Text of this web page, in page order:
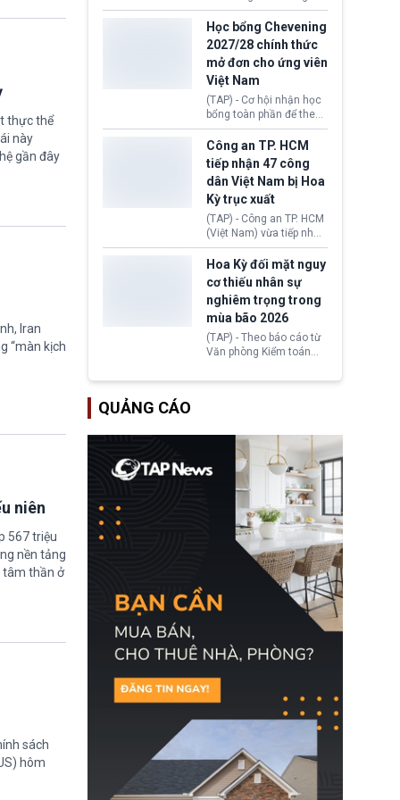
thực thể
này
gần đây
Iran
“màn kịch
niên
567 triệu
nền tảng
tâm thần ở
sách
hôm
lên lo ngại về việc thực
thi Thỏa thuận Rút khỏi
Liên minh châu Âu
(Withdrawal
Agreement).
sớm đạt thỏa thuận với
Iran nhằm mở lại eo biển
Hormuz, mở đường cho
việc khôi phục hoạt
động hàng hải. Những
tín hiệu ngoại giao tích
cực này lập tức tác động
đến thị trường năng
lượng, kéo giá dầu thế
giới lùi sâu xuống dưới
mức 80 USD/thùng.
Học bổng Chevening
2027/28 chính thức
mở đơn cho ứng viên
Việt Nam
(TAP) - Cơ hội nhận học
bổng toàn phần để theo
học chương trình thạc sĩ
tại Vương quốc Anh đã
chính thức quay trở lại.
Học bổng Chevening
2027/28 của Chính phủ
Anh vừa mở cổng ứng
tuyển dành riêng ứng
viên Việt Nam, hỗ trợ
toàn bộ chi phí học tập
cùng nhiều quyền lợi
trong suốt một năm
học.
Công an TP. HCM
tiếp nhận 47 công
dân Việt Nam bị Hoa
Kỳ trục xuất
(TAP) - Công an TP. HCM
(Việt Nam) vừa tiếp nhận
47 công dân Việt Nam bị
Hoa Kỳ trục xuất về
nước. Đây là đợt có số
lượng lớn nhất từ đầu
năm 2026 đến nay, phản
ánh xu hướng gia tăng
các trường hợp trục
xuất.
Hoa Kỳ đối mặt nguy
cơ thiếu nhân sự
nghiêm trọng trong
mùa bão 2026
(TAP) - Theo báo cáo từ
Văn phòng Kiểm toán
quan Quản lý Khẩn cấp
nguy cơ thiếu hụt lực
lượng trầm trọng. Điều
này cần được đặc biệt
chú ý bởi nếu các siêu
bão đổ bộ Hoa Kỳ ở nửa
cuối năm 2026, lực
lượng ứng phó “mỏng”
có thể làm nghẽn công
tác cứu trợ; dẫn đến hệ
thống ứng phó khẩn cấp
quốc gia quá tải.
QUẢNG CÁO